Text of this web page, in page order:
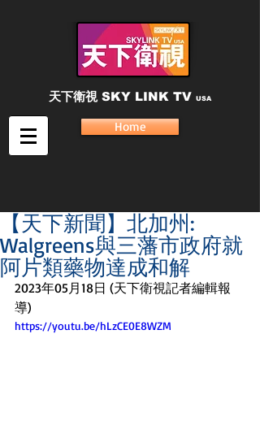
天下衛視 SKY LINK TV USA
Home
【天下新聞】北加州:
Walgreens與三藩市政府就
阿片類藥物達成和解
2023年05月18日 (天下衛視記者編輯報
導)
https://youtu.be/hLzCE0E8WZM